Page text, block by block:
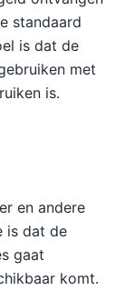
standaard
is dat de
met
is.
en andere
is dat de
gaat
komt.